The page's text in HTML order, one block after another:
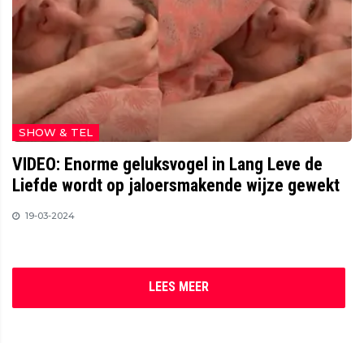
SHOW & TEL
VIDEO: Enorme geluksvogel in Lang Leve de
Liefde wordt op jaloersmakende wijze gewekt
19-03-2024
LEES MEER